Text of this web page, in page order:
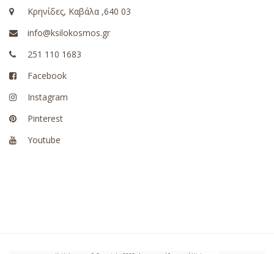
Κρηνίδες, Καβάλα ,640 03
info@ksilokosmos.gr
251 110 1683
Facebook
Instagram
Pinterest
Youtube